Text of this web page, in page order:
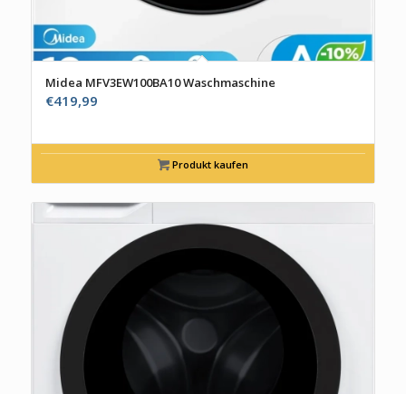
Midea MFV3EW100BA10 Waschmaschine
€419,99
Produkt kaufen